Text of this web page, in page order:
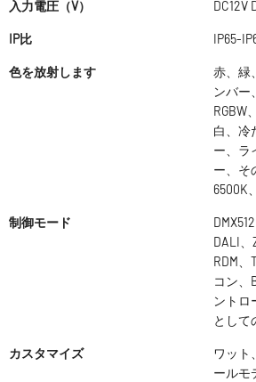
入力電圧（V） DC12V
IP比 IP65-
色を放射します
赤、緑
ンバー
RGBW
白、冷
ー、ラ
ー、そ
6500K
制御モード
DALI、
RDM、
コン、
ントロ
として
カスタマイズ
ワット
ールモ